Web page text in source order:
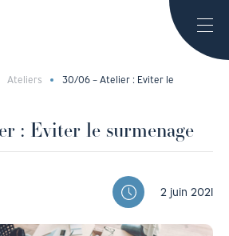
Ateliers
30/06 – Atelier : Eviter le
: Eviter le surmenage
2 juin 2021